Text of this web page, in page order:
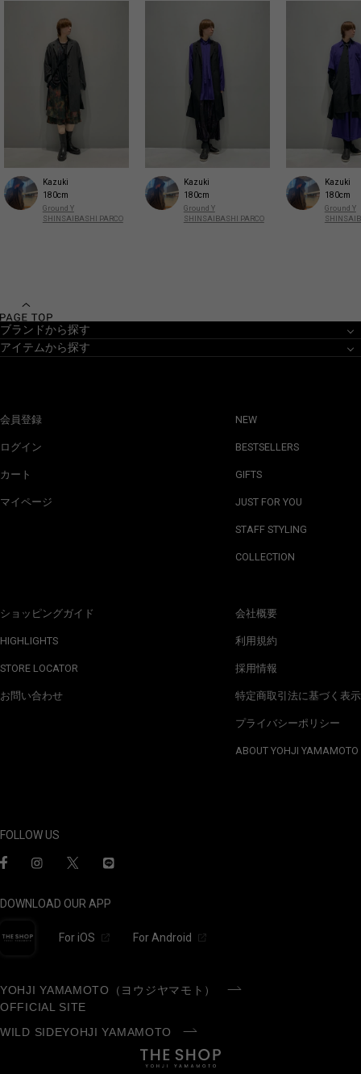
Kazuki
180cm
Ground Y
SHINSAIBASHI PARCO
Kazuki
180cm
Ground Y
SHINSAIBASHI PARCO
Kazuki
180cm
Ground Y
ブランドから探す
アイテムから探す
会員登録
ログイン
カート
マイページ
ショッピングガイド
HIGHLIGHTS
STORE LOCATOR
お問い合わせ
NEW
BESTSELLERS
GIFTS
JUST FOR YOU
STAFF STYLING
COLLECTION
会社概要
利用規約
採用情報
特定商取引法に基づく表示
プライバシーポリシー
ABOUT YOHJI YAMAMOTO
FOLLOW US
DOWNLOAD OUR APP
For iOS For Android
YOHJI YAMAMOTO（ヨウジヤマモト）
OFFICIAL SITE
WILD SIDEYOHJI YAMAMOTO